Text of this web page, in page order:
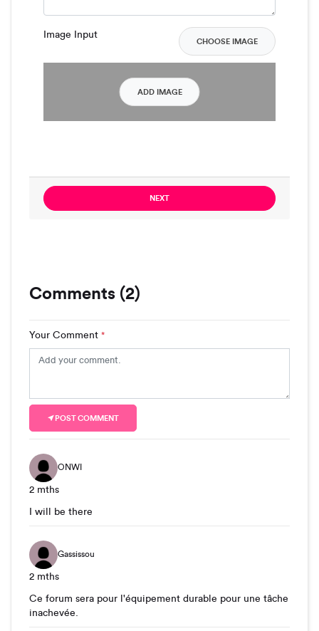
Image Input
CHOOSE IMAGE
ADD IMAGE
NEXT
Comments (2)
Your Comment *
POST COMMENT
ONWI
2 mths
I will be there
Gassissou
2 mths
Ce forum sera pour l'équipement durable pour une tâche
inachevée.